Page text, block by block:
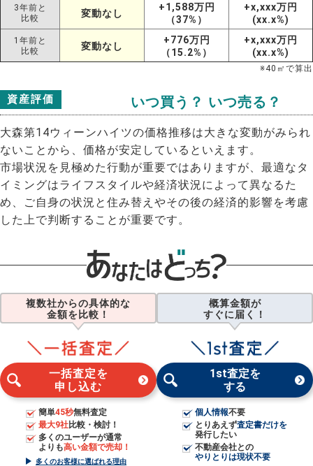
3年前と
比較
変動なし
+1,588万円
（37%）
+x,xxx万円
(xx.x%)
1年前と
比較
変動なし
+776万円
（15.2%）
+x,xxx万円
(xx.x%)
※40 ㎡で算出
資産評価 いつ買う？ いつ売る？
大森第14ウィーンハイツの価格推移は大きな変動がみられ
ないことから、価格が安定しているといえます。
市場状況を見極めた行動が重要ではありますが、最適なタ
イミングはライフスタイルや経済状況によって異なるた
め、ご自身の状況と住み替えやその後の経済的影響を考慮
した上で判断することが重要です。
複数社からの具体的な
金額を比較！
一括査定を
申し込む
簡単45秒無料査定
最大9社比較・検討！
多くのユーザーが通常
よりも高い金額で売却！
多くのお客様に選ばれる理由
概算金額が
すぐに届く！
1st査定を
する
個人情報不要
とりあえず査定書だけを
発行したい
不動産会社との
やりとりは現状不要